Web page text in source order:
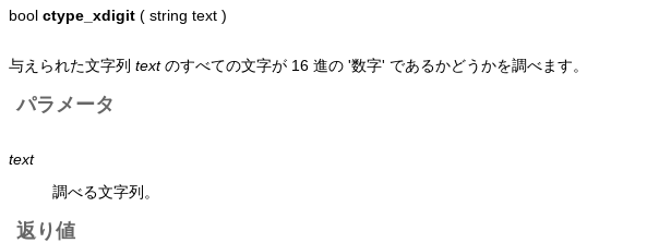
bool ctype_xdigit ( string text )
与えられた文字列 textのすべての文字が 16 進の '数字' であるかどうかを調べます。
パラメータ
text
調べる文字列。
返り値